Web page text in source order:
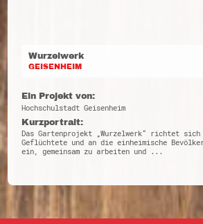
Wurzelwerk
GEISENHEIM
Ein Projekt von:
Hochschulstadt Geisenheim
Kurzportrait:
Das Gartenprojekt „Wurzelwerk“ richtet sich
Geflüchtete und an die einheimische
ein, gemeinsam zu arbeiten und ...